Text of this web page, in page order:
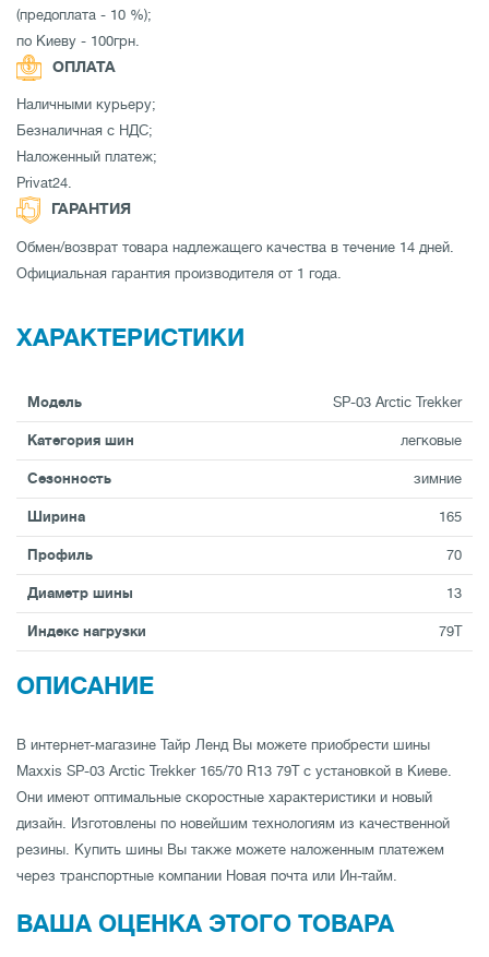
(предоплата - 10 %);
по Киеву - 100грн.
ОПЛАТА
Наличными курьеру;
Безналичная с НДС;
Наложенный платеж;
Privat24.
ГАРАНТИЯ
Обмен/возврат товара надлежащего качества в течение 14 дней.
Официальная гарантия производителя от 1 года.
ХАРАКТЕРИСТИКИ
Модель SP-03 Arctic Trekker
Категория шин легковые
Сезонность зимние
Ширина 165
Профиль 70
Диаметр шины 13
Индекс нагрузки 79T
ОПИСАНИЕ
В интернет-магазине Тайр Ленд Вы можете приобрести шины
Maxxis SP-03 Arctic Trekker 165/70 R13 79T с установкой в Киеве.
Они имеют оптимальные скоростные характеристики и новый
дизайн. Изготовлены по новейшим технологиям из качественной
резины. Купить шины Вы также можете наложенным платежем
через транспортные компании Новая почта или Ин-тайм.
ВАША ОЦЕНКА ЭТОГО ТОВАРА